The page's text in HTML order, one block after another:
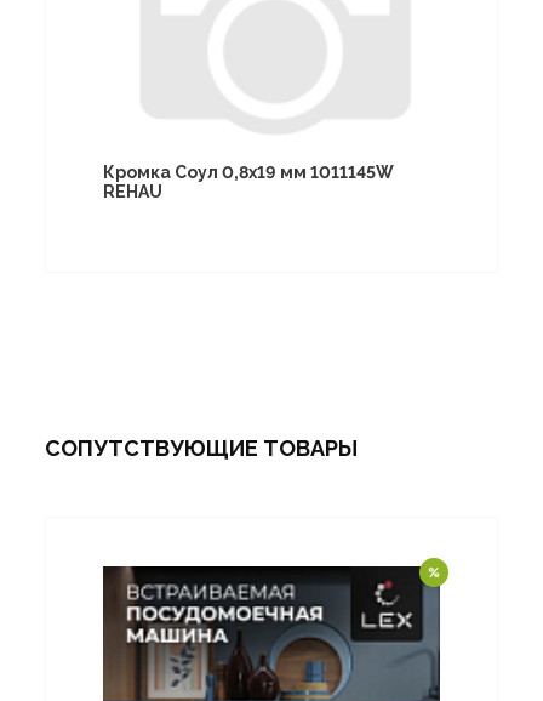
Кромка Соул 0,8х19 мм 1011145W
REHAU
СОПУТСТВУЮЩИЕ ТОВАРЫ